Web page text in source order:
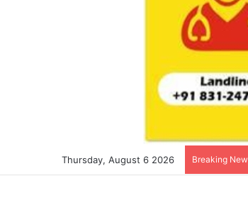
Thursday, August 6 2026 Breaking